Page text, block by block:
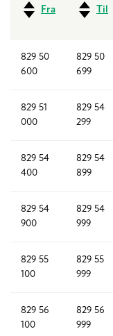
Fra Til
829 50
600
829 50
699
829 51
000
829 54
299
829 54
400
829 54
899
829 54
900
829 54
999
829 55
100
829 55
999
829 56
100
829 56
999